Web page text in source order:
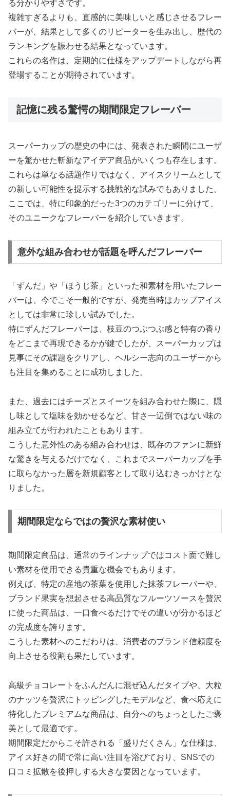
る分かりやすさです。
複雑すぎるよりも、直感的に美味しいと感じさせるフレー
バーが、結果として多くのリピーターを生み出し、歴代の
ランキングを賑わせる結果となっています。
これらの名作は、定期的に仕様をアップデートしながら再
登場することが期待されています。
記憶に残る驚愕の期間限定フレーバー
スーパーカップの歴史の中には、発表された瞬間にユーザ
ーを驚かせた斬新なアイデア商品がいくつも存在します。
これらは単なる話題作りではなく、アイスクリームとして
の新しい可能性を提示する挑戦的な試みでもありました。
ここでは、特に印象的だった3つのカテゴリーに分けて、
そのユニークなフレーバーを紹介していきます。
意外な組み合わせが話題を呼んだフレーバー
「ずんだ」や「ほうじ茶」といった和素材を用いたフレー
バーは、今でこそ一般的ですが、発売当時はカップアイス
としては非常に珍しい試みでした。
特にずんだフレーバーは、枝豆のつぶつぶ感と特有の香り
をどこまで再現できるかが鍵でしたが、スーパーカップは
見事にその課題をクリアし、ヘルシー志向のユーザーから
も注目を集めることに成功しました。
また、過去にはチーズとスイーツを組み合わせた際に、隠
し味として塩味を効かせるなど、甘さ一辺倒ではない味の
組み立てが行われたこともあります。
こうした意外性のある組み合わせは、既存のファンに新鮮
な驚きを与えるだけでなく、これまでスーパーカップを手
に取らなかった層を新規顧客として取り込むきっかけとな
りました。
期間限定ならではの贅沢な素材使い
期間限定商品は、通常のラインナップではコスト面で難し
い素材を使用できる貴重な機会でもあります。
例えば、特定の産地の茶葉を使用した抹茶フレーバーや、
ブランド果実を想起させる高品質なフルーツソースを贅沢
に使った商品は、一口食べるだけでその違いが分かるほど
の完成度を誇ります。
こうした素材へのこだわりは、消費者のブランド信頼度を
向上させる役割も果たしています。
高級チョコレートをふんだんに混ぜ込んだタイプや、大粒
のナッツを贅沢にトッピングしたモデルなど、食べ応えに
特化したプレミアムな商品は、自分へのちょっとしたご褒
美として最適です。
期間限定だからこそ許される「盛りだくさん」な仕様は、
アイス好きの間で常に高い注目を浴びており、SNSでの
口コミ拡散を後押しする大きな要因となっています。